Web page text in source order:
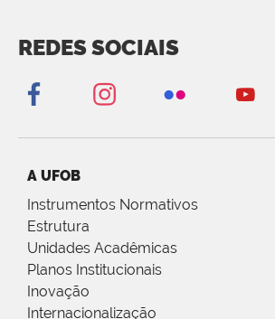
REDES SOCIAIS
A UFOB
Instrumentos Normativos
Estrutura
Unidades Acadêmicas
Planos Institucionais
Inovação
Internacionalização